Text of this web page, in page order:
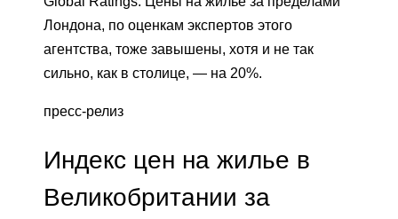
Лондона, по оценкам экспертов этого
агентства, тоже завышены, хотя и не так
сильно, как в столице, — на 20%.
пресс-релиз
Индекс цен на жилье в
Великобритании за